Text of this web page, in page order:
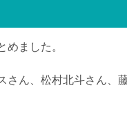
めました。
さん、松村北斗さん